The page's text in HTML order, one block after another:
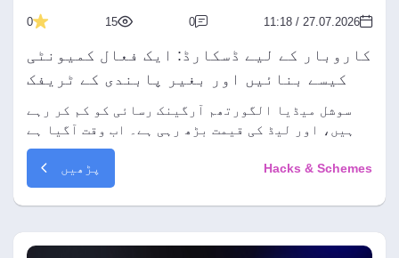
27.07.2026 / 11:18
0
15
0
کاروبار کے لیے ڈسکارڈ: ایک فعال کمیونٹی
کیسے بنائیں اور بغیر پابندی کے ٹریفک
کیسے لائیں
سوشل میڈیا الگورتھم آرگینک رسائی کو کم کر رہے
ہیں، اور لیڈ کی قیمت بڑھ رہی ہے۔ اب وقت آگیا ہے
کہ ڈسکارڈ پر اپنی پرائیویٹ کمیونٹیز بنائیں اور
بغیر پابندی کے ٹریفک لائیں۔
Hacks & Schemes پڑھیں